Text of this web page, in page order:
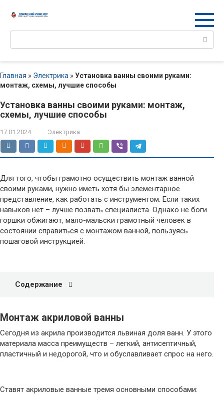
Поиск:
Главная » Электрика » Установка ванны своими руками:
монтаж, схемы, лучшие способы
Установка ванны своими руками: монтаж,
схемы, лучшие способы
17.01.2024 Электрика
Для того, чтобы грамотно осуществить монтаж ванной
своими руками, нужно иметь хотя бы элементарное
представление, как работать с инструментом. Если таких
навыков нет – лучше позвать специалиста. Однако не боги
горшки обжигают, мало-мальски грамотный человек в
состоянии справиться с монтажом ванной, пользуясь
пошаговой инструкцией.
Содержание
Монтаж акриловой ванны
Сегодня из акрила производится львиная доля ванн. У этого
материала масса преимуществ – легкий, антисептичный,
пластичный и недорогой, что и обуславливает спрос на него.
Ставят акриловые ванные тремя основными способами: